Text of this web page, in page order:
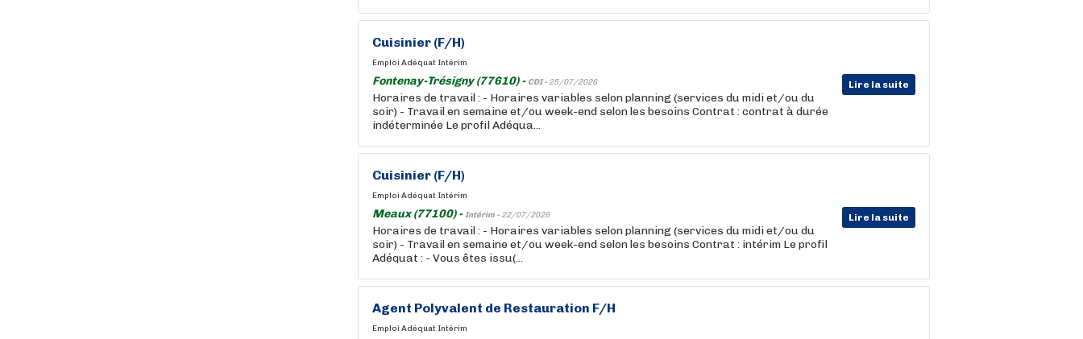
Cuisinier (F/H)
Emploi Adéquat Intérim
Fontenay-Trésigny (77610) - CDI - 25/07/2026 Lire la suite
Horaires de travail : - Horaires variables selon planning (services du midi et/ou du
soir) - Travail en semaine et/ou week-end selon les besoins Contrat : contrat à durée
indéterminée Le profil Adéqua...
Cuisinier (F/H)
Emploi Adéquat Intérim
Meaux (77100) -Intérim - 22/07/2026 Lire la suite
Horaires de travail : - Horaires variables selon planning (services du midi et/ou du
soir) - Travail en semaine et/ou week-end selon les besoins Contrat : intérim Le profil
Adéquat : - Vous êtes issu(...
Agent Polyvalent de Restauration F/H
Emploi Adéquat Intérim